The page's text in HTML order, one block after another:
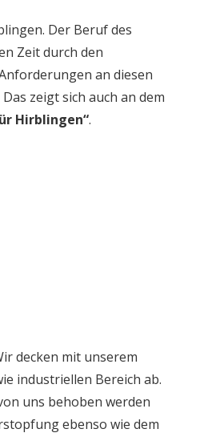
Der Beruf des
Zeit durch den
an diesen
zeigt sich auch an dem
Hirblingen“.
decken mit unserem
industriellen Bereich ab.
uns behoben werden
ebenso wie dem